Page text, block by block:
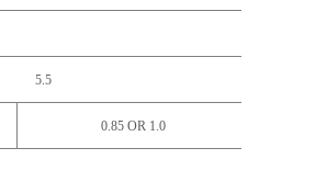
5.5
0.85 OR 1.0